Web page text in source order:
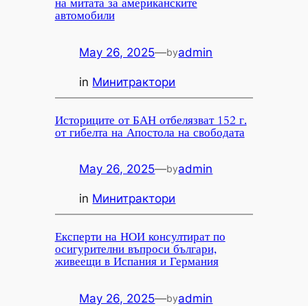
на митата за американските
автомобили
May 26, 2025—byadmin
in Минитрактори
Историците от БАН отбелязват 152 г.
от гибелта на Апостола на свободата
May 26, 2025—byadmin
in Минитрактори
Експерти на НОИ консултират по
осигурителни въпроси българи,
живеещи в Испания и Германия
May 26, 2025—byadmin